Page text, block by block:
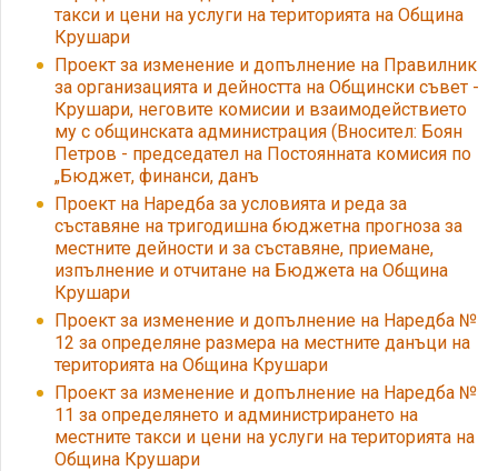
такси и цени на услуги на територията на Община
Крушари
Проект за изменение и допълнение на Правилник
за организацията и дейността на Общински съвет -
Крушари, неговите комисии и взаимодействието
му с общинската администрация (Вносител: Боян
Петров - председател на Постоянната комисия по
„Бюджет, финанси, данъ
Проект на Наредба за условията и реда за
съставяне на тригодишна бюджетна прогноза за
местните дейности и за съставяне, приемане,
изпълнение и отчитане на Бюджета на Община
Крушари
Проект за изменение и допълнение на Наредба №
12 за определяне размера на местните данъци на
територията на Община Крушари
Проект за изменение и допълнение на Наредба №
11 за определянето и администрирането на
местните такси и цени на услуги на територията на
Община Крушари